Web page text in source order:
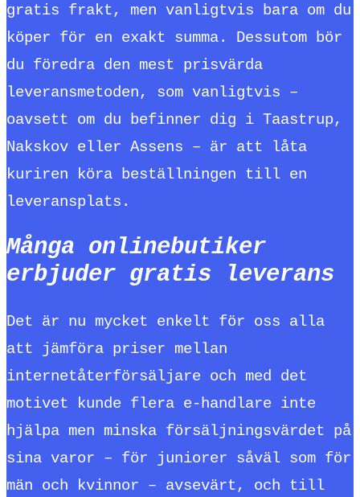
gratis frakt, men vanligtvis bara om du
köper för en exakt summa. Dessutom bör
du föredra den mest prisvärda
leveransmetoden, som vanligtvis –
oavsett om du befinner dig i Taastrup,
Nakskov eller Assens – är att låta
kuriren köra beställningen till en
leveransplats.
Många onlinebutiker
erbjuder gratis leverans
Det är nu mycket enkelt för oss alla
att jämföra priser mellan
internetåterförsäljare och med det
motivet kunde flera e-handlare inte
hjälpa men minska försäljningsvärdet på
sina varor – för juniorer såväl som för
män och kvinnor – avsevärt, och till